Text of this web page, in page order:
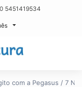
5451419534
com a Pegasus / 7